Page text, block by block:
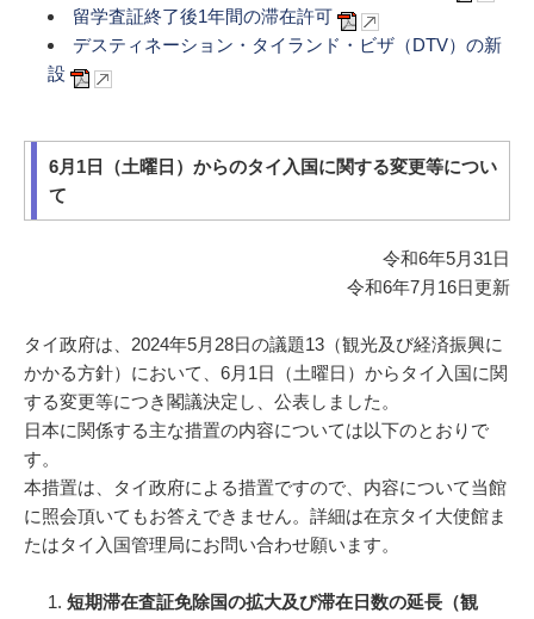
留学査証終了後1年間の滞在許可
デスティネーション・タイランド・ビザ（DTV）の新
設
6月1日（土曜日）からのタイ入国に関する変更等につい
て
令和6年5月31日
令和6年7月16日更新
タイ政府は、2024年5月28日の議題13（観光及び経済振興に
かかる方針）において、6月1日（土曜日）からタイ入国に関
する変更等につき閣議決定し、公表しました。
日本に関係する主な措置の内容については以下のとおりで
す。
本措置は、タイ政府による措置ですので、内容について当館
に照会頂いてもお答えできません。詳細は在京タイ大使館ま
たはタイ入国管理局にお問い合わせ願います。
短期滞在査証免除国の拡大及び滞在日数の延長（観